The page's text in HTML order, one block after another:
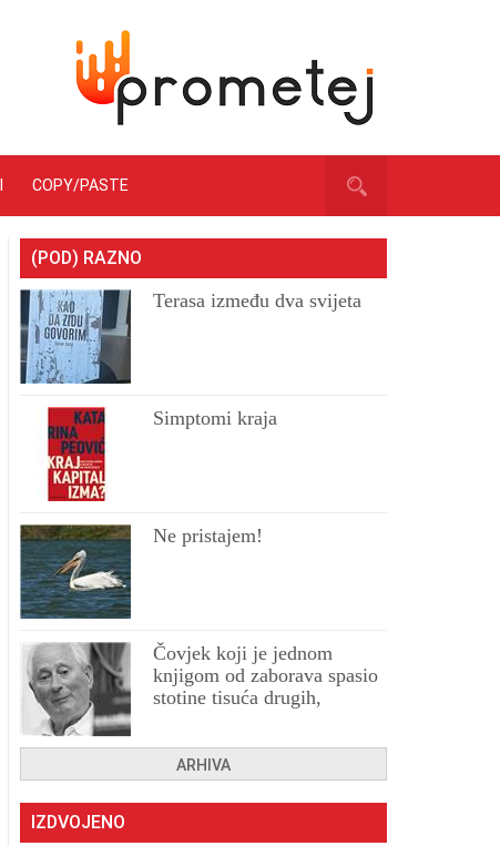
COPY/PASTE
(POD) RAZNO
Terasa između dva svijeta
Simptomi kraja
Ne pristajem!
Čovjek koji je jednom
knjigom od zaborava spasio
stotine tisuća drugih,
ARHIVA
IZDVOJENO